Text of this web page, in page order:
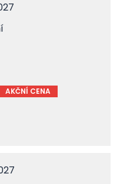
AKČNÍ CENA